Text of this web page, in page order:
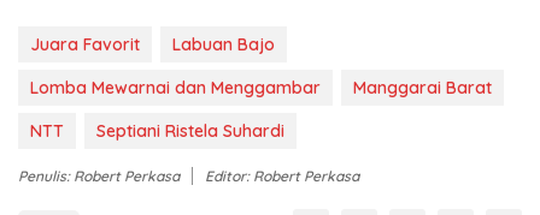
Juara Favorit
Labuan Bajo
Lomba Mewarnai dan Menggambar
Manggarai Barat
NTT
Septiani Ristela Suhardi
Penulis: Robert Perkasa Editor: Robert Perkasa